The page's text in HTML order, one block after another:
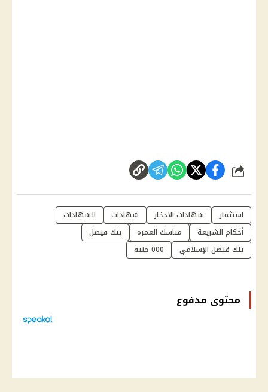
شارك
استثمار شهادات الادخار شهادات
الشهادات
أحكام الشريعة
مناسك العمرة
بنك فيصل
بنك فيصل الإسلامي
000 جنيه
محتوى مدفوع